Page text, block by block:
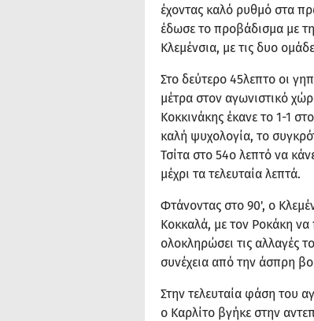
έχοντας καλό ρυθμό στα
έδωσε το προβάδισμα με
Κλεμένσια, με τις δυο
Στο δεύτερο 45λεπτο οι
μέτρα στον αγωνιστικό
Κοκκινάκης έκανε το 1-1
καλή ψυχολογία, το
Τσίτα στο 54ο λεπτό να
μέχρι τα τελευταία λεπτά.
Φτάνοντας στο 90', ο
Κοκκαλά, με τον Ροκάκη
ολοκληρώσει τις αλλαγές
συνέχεια από την άσπρη
Στην τελευταία φάση του
ο Καρλίτο βγήκε στην